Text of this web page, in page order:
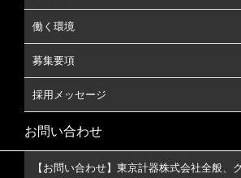
働く環境
募集要項
採用メッセージ
お問い合わせ
【お問い合わせ】東京計器株式会社全般、